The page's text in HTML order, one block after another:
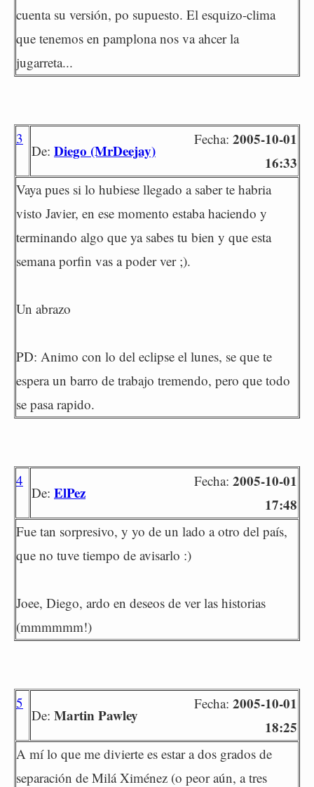
cuenta su versión, po supuesto. El esquizo-clima
que tenemos en pamplona nos va ahcer la
jugarreta...
3
De: Diego (MrDeejay)
Fecha: 2005-10-01
16:33
Vaya pues si lo hubiese llegado a saber te habria
visto Javier, en ese momento estaba haciendo y
terminando algo que ya sabes tu bien y que esta
semana porfin vas a poder ver ;).
Un abrazo
PD: Animo con lo del eclipse el lunes, se que te
espera un barro de trabajo tremendo, pero que todo
se pasa rapido.
4
De: ElPez
Fecha: 2005-10-01
17:48
Fue tan sorpresivo, y yo de un lado a otro del país,
que no tuve tiempo de avisarlo :)
Joee, Diego, ardo en deseos de ver las historias
(mmmmmm!)
5
De: Martin Pawley
Fecha: 2005-10-01
18:25
A mí lo que me divierte es estar a dos grados de
separación de Milá Ximénez (o peor aún, a tres